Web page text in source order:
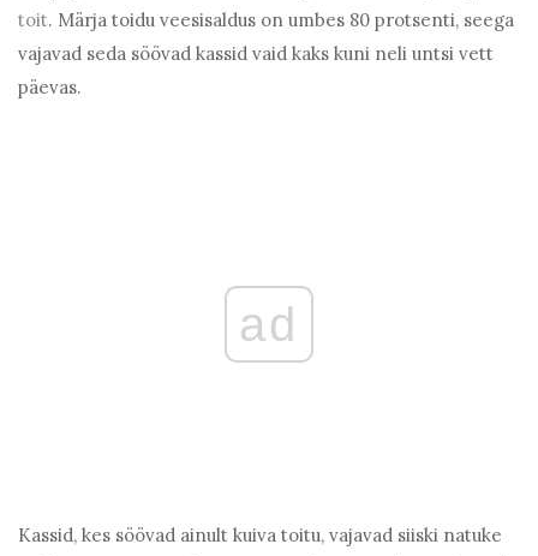
toit. Märja toidu veesisaldus on umbes 80 protsenti, seega
vajavad seda söövad kassid vaid kaks kuni neli untsi vett
päevas.
ad
Kassid, kes söövad ainult kuiva toitu, vajavad siiski natuke